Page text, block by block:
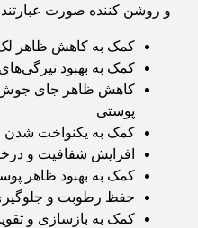
و روشن کننده صورت عبارتند
کمک به کاهش ظاهر
کمک به بهبود
کاهش ظاهر جای جوش و
پوستی
کمک به یکنواخت
افزایش شفافیت و
کمک به بهبود ظاهر
حفظ رطوبت و
کمک به بازسازی و